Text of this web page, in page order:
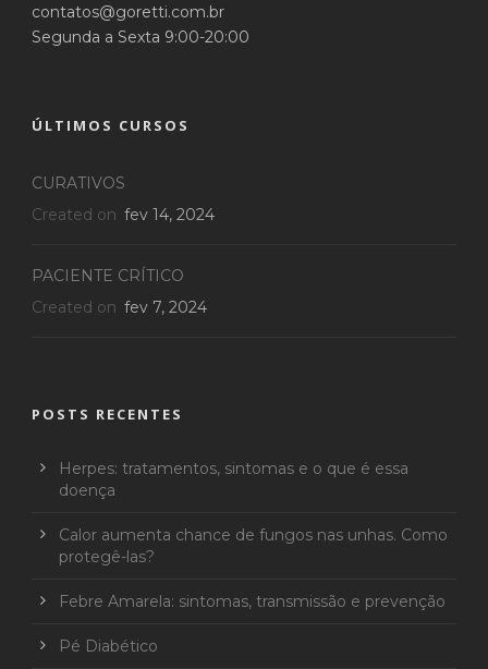
contatos@goretti.com.br
Segunda a Sexta 9:00-20:00
ÚLTIMOS CURSOS
CURATIVOS
Created on fev 14, 2024
PACIENTE CRÍTICO
Created on fev 7, 2024
POSTS RECENTES
Herpes: tratamentos, sintomas e o que é essa
doença
Calor aumenta chance de fungos nas unhas. Como
protegê-las?
Febre Amarela: sintomas, transmissão e prevenção
Pé Diabético